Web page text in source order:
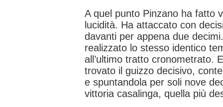
A quel punto Pinzano ha fatto
lucidità. Ha attaccato con
davanti per appena due
realizzato lo stesso identico
all’ultimo tratto cronometrato.
trovato il guizzo decisivo,
e spuntandola per soli nove
vittoria casalinga, quella più